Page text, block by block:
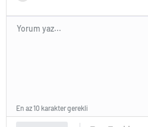
En az 10 karakter gerekli